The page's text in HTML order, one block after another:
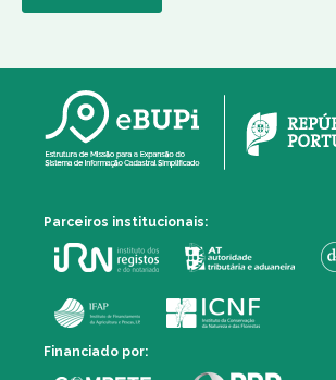
Parceiros institucionais:
Financiado por: